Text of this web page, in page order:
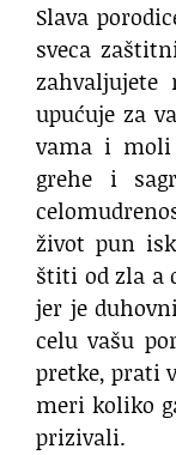
Slava
sveca
upućuje za
vama i moli
grehe i
život pun
štiti od zla a
jer je
celu vašu
pretke, prati
meri koliko
prizivali.